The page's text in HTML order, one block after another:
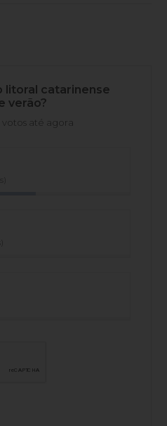
litoral catarinense
verão?
votos até agora